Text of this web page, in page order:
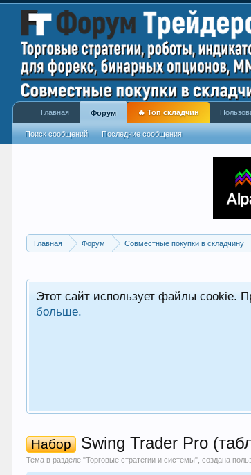
Главная Форум Совместные покупки в складчину
Этот сайт использует файлы cookie.
больше.
Набор Swing Trader Pro
Тема в разделе "Торговые стратегии и системы", создана
Главная Форум
Поиск сообщений Последние сообщения
🔥 Топ складчин